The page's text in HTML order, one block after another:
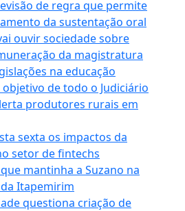
de regra que permite
da sustentação oral
ouvir sociedade sobre
da magistratura
na educação
de todo o Judiciário
produtores rurais em
sexta os impactos da
setor de fintechs
mantinha a Suzano na
Itapemirim
questiona criação de